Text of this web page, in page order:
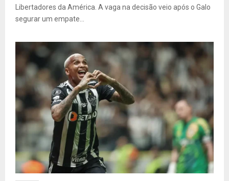
Libertadores da América. A vaga na decisão veio após o Galo
segurar um empate...